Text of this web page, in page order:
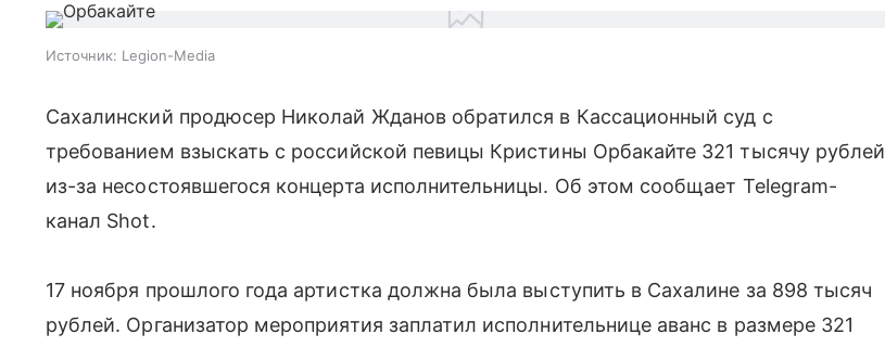
Источник: Legion-Media
Сахалинский продюсер Николай Жданов обратился в Кассационный суд с
требованием взыскать с российской певицы Кристины Орбакайте 321 тысячу рублей
из-за несостоявшегося концерта исполнительницы. Об этом сообщает Telegram-
канал Shot.
17 ноября прошлого года артистка должна была выступить в Сахалине за 898 тысяч
рублей. Организатор мероприятия заплатил исполнительнице аванс в размере 321